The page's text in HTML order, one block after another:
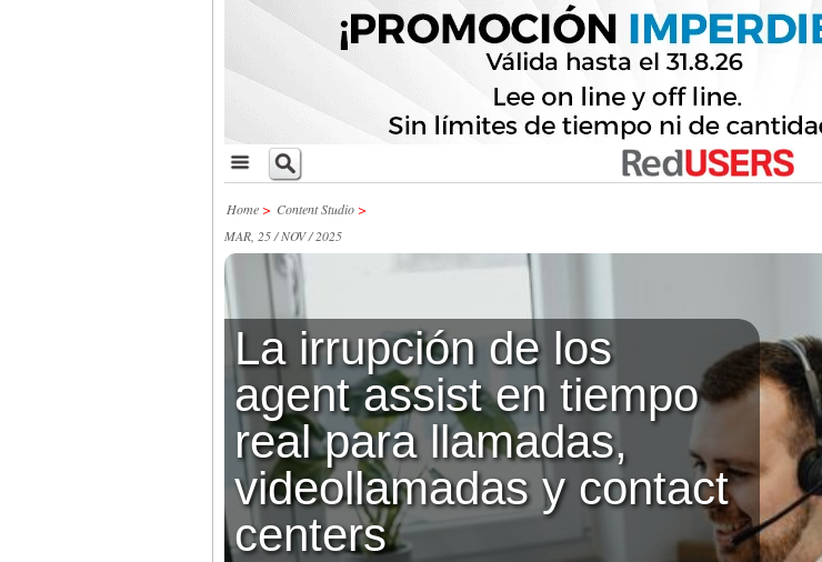
Home> Content Studio>
MAR, 25 / NOV / 2025
La irrupción de los
agent assist en tiempo
real para llamadas,
videollamadas y contact
centers